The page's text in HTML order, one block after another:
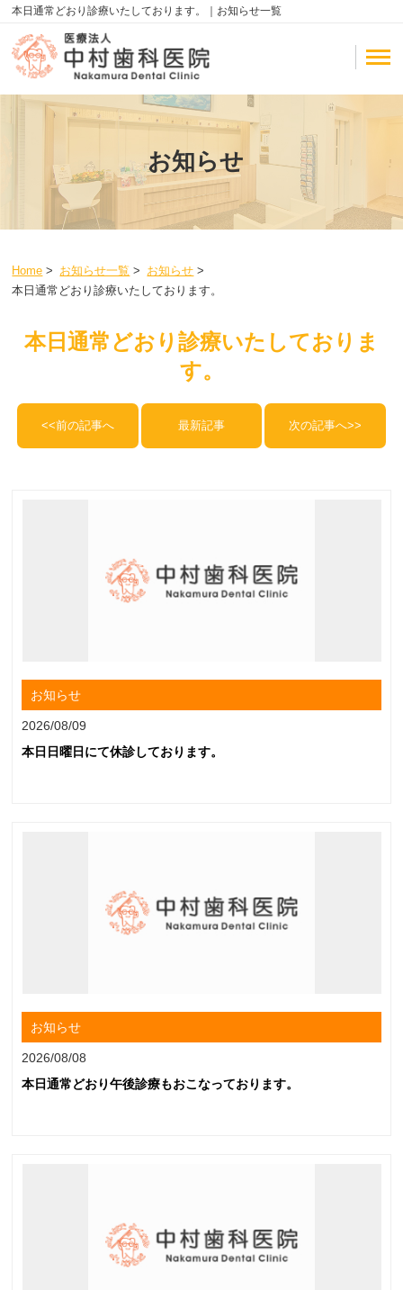
本日通常どおり診療いたしております。｜お知らせ一覧
お知らせ
Home > お知らせ一覧 > お知らせ >
本日通常どおり診療いたしております。
本日通常どおり診療いたしておりま
す。
<<前の記事へ 最新記事 次の記事へ>>
お知らせ
2026/08/09
本日日曜日にて休診しております。
お知らせ
2026/08/08
本日通常どおり午後診療もおこなっております。